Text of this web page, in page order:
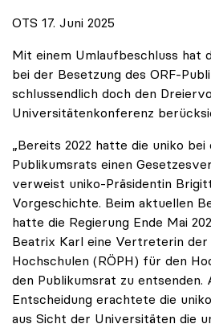
OTS 17. Juni 2025
Mit einem Umlaufbeschluss hat
bei der Besetzung des ORF-
schlussendlich doch den
Universitätenkonferenz
„Bereits 2022 hatte die uniko
Publikumsrats einen
verweist uniko-Präsidentin
Vorgeschichte. Beim aktuellen
hatte die Regierung Ende Mai
Beatrix Karl eine Vertreterin der
Hochschulen (RÖPH) für den
den Publikumsrat zu entsenden.
Entscheidung erachtete die
aus Sicht der Universitäten die